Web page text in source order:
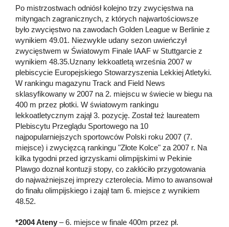
Po mistrzostwach odniósł kolejno trzy zwycięstwa na
mityngach zagranicznych, z których najwartościowsze
było zwycięstwo na zawodach Golden League w Berlinie z
wynikiem 49.01. Niezwykle udany sezon uwieńczył
zwycięstwem w Światowym Finale IAAF w Stuttgarcie z
wynikiem 48.35.Uznany lekkoatletą września 2007 w
plebiscycie Europejskiego Stowarzyszenia Lekkiej Atletyki.
W rankingu magazynu Track and Field News
sklasyfikowany w 2007 na 2. miejscu w świecie w biegu na
400 m przez płotki. W światowym rankingu
lekkoatletycznym zajął 3. pozycję. Został też laureatem
Plebiscytu Przeglądu Sportowego na 10
najpopularniejszych sportowców Polski roku 2007 (7.
miejsce) i zwycięzcą rankingu "Złote Kolce" za 2007 r. Na
kilka tygodni przed igrzyskami olimpijskimi w Pekinie
Plawgo doznał kontuzji stopy, co zakłóciło przygotowania
do najważniejszej imprezy czterolecia. Mimo to awansował
do finału olimpijskiego i zajął tam 6. miejsce z wynikiem
48.52.
*2004 Ateny – 6. miejsce w finale 400m przez pł.